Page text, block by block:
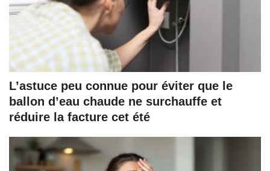
L’astuce peu connue pour éviter que le
ballon d’eau chaude ne surchauffe et
réduire la facture cet été